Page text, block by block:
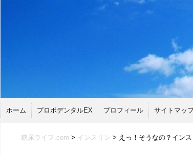
ホーム プロポデンタルEX プロフィール サイトマッ
糖尿ライフ.com > インスリン > えっ！そうなの？イン